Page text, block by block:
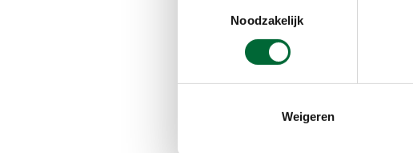
Noodzakelijk
Weigeren
Mooiste
Wandelvakantie Overijssel:
Wandelvakantie Overijssel: